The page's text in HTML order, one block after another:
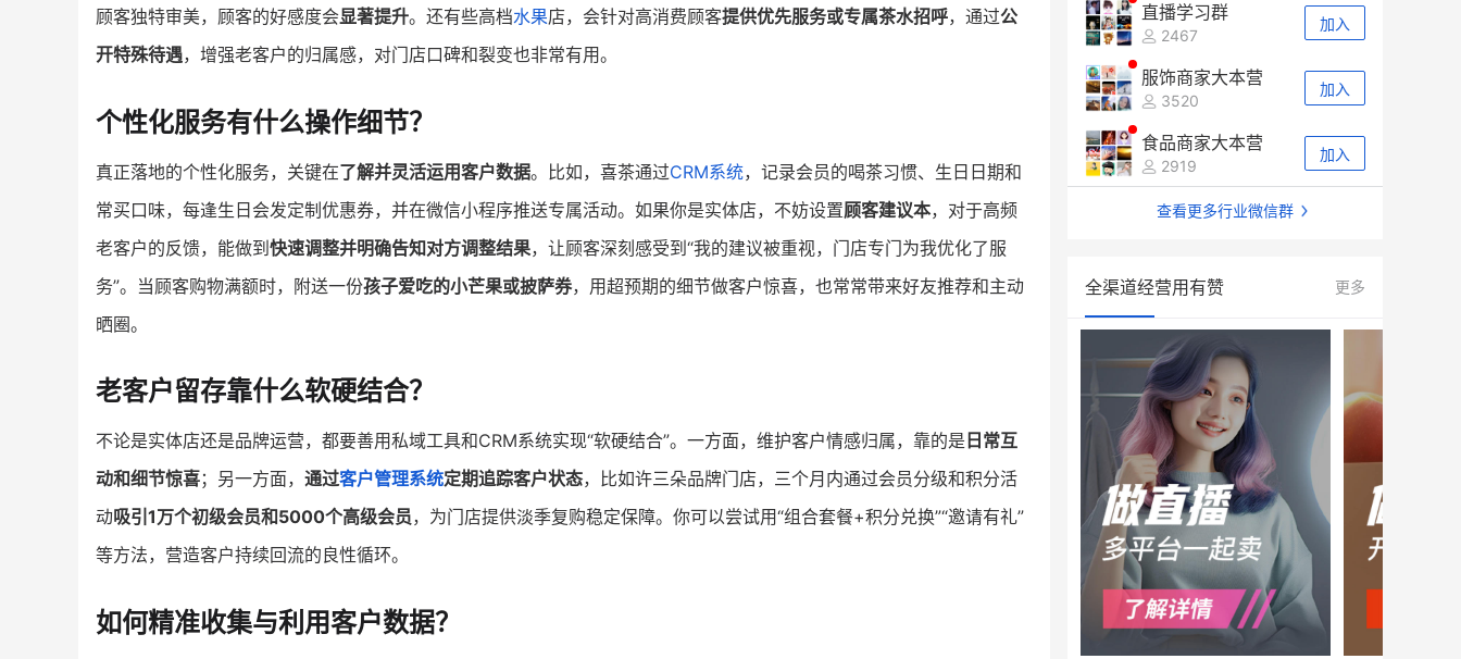
顾客独特审美，顾客的好感度会显著提升。还有些高档水果店，会针对高消费顾客提供优先服务或专属茶水招呼，通过公
开特殊待遇，增强老客户的归属感，对门店口碑和裂变也非常有用。
个性化服务有什么操作细节？
真正落地的个性化服务，关键在了解并灵活运用客户数据。比如，喜茶通过CRM系统，记录会员的喝茶习惯、生日日期和
常买口味，每逢生日会发定制优惠券，并在微信小程序推送专属活动。如果你是实体店，不妨设置顾客建议本，对于高频
老客户的反馈，能做到快速调整并明确告知对方调整结果，让顾客深刻感受到“我的建议被重视，门店专门为我优化了服
务”。当顾客购物满额时，附送一份孩子爱吃的小芒果或披萨券，用超预期的细节做客户惊喜，也常常带来好友推荐和主动
晒圈。
老客户留存靠什么软硬结合？
不论是实体店还是品牌运营，都要善用私域工具和CRM系统实现“软硬结合”。一方面，维护客户情感归属，靠的是 日常互
动和细节惊喜；另一方面， 通过客户管理系统定期追踪客户状态，比如许三朵品牌门店，三个月内通过会员分级和积分活
动吸引1万个初级会员和5000个高级会员，为门店提供淡季复购稳定保障。你可以尝试用“组合套餐+积分兑换”“邀请有礼”
等方法，营造客户持续回流的良性循环。
如何精准收集与利用客户数据？
直播学习群
2467
加入
服饰商家大本营
3520
加入
食品商家大本营
2919
加入
查看更多行业微信群
全渠道经营用有赞 更多